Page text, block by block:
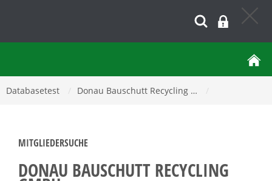
Databasetest Donau Bauschutt Recycling …
MITGLIEDERSUCHE
DONAU BAUSCHUTT RECYCLING